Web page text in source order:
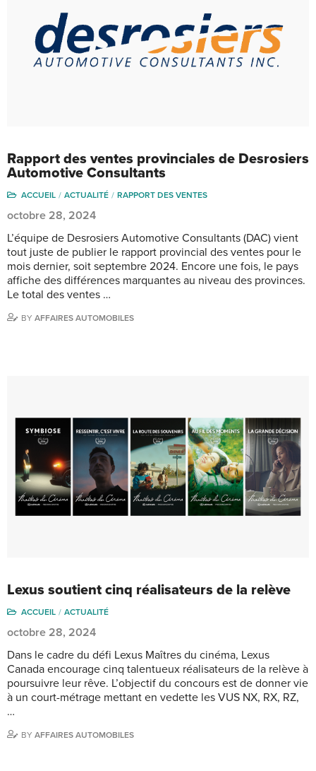
Rapport des ventes provinciales de Desrosiers
Automotive Consultants
ACCUEIL ACTUALITÉ RAPPORT DES VENTES
octobre 28, 2024
L’équipe de Desrosiers Automotive Consultants (DAC) vient
tout juste de publier le rapport provincial des ventes pour le
mois dernier, soit septembre 2024. Encore une fois, le pays
affiche des différences marquantes au niveau des provinces.
Le total des ventes …
BY AFFAIRES AUTOMOBILES
Lexus soutient cinq réalisateurs de la relève
ACCUEIL ACTUALITÉ
octobre 28, 2024
Dans le cadre du défi Lexus Maîtres du cinéma, Lexus
Canada encourage cinq talentueux réalisateurs de la relève à
poursuivre leur rêve. L’objectif du concours est de donner vie
à un court-métrage mettant en vedette les VUS NX, RX, RZ,
…
BY AFFAIRES AUTOMOBILES